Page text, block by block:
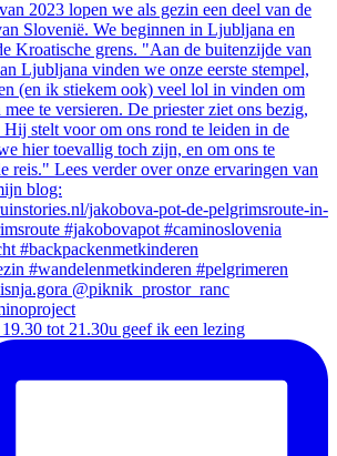
tot 21.30u geef ik een lezing